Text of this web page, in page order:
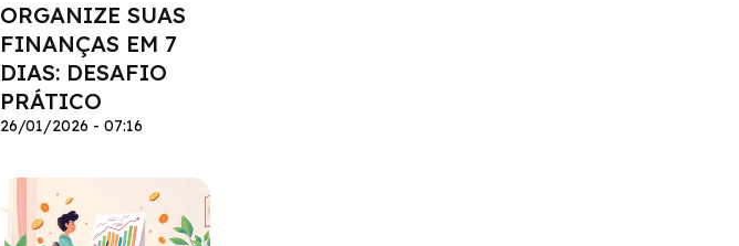
ORGANIZE SUAS
FINANÇAS EM 7
DIAS: DESAFIO
PRÁTICO
26/01/2026 - 07:16